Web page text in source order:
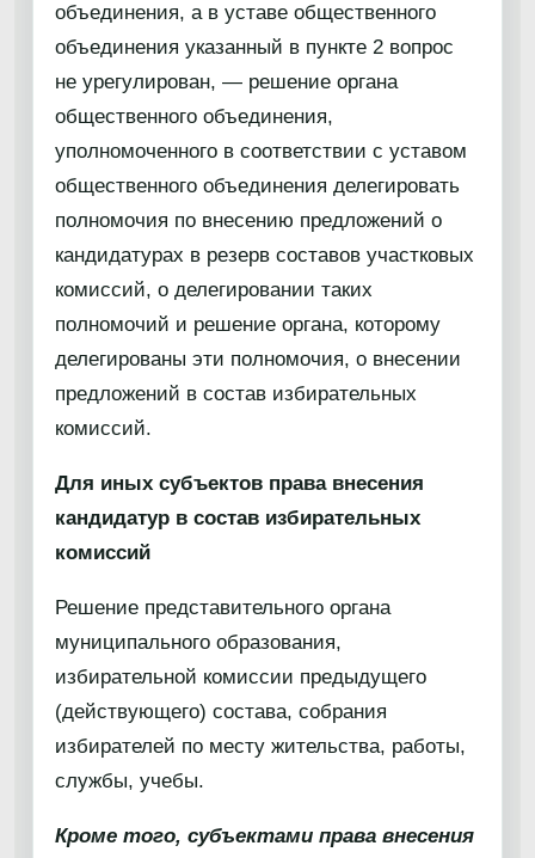
объединения, а в уставе общественного
объединения указанный в пункте 2 вопрос
не урегулирован, — решение органа
общественного объединения,
уполномоченного в соответствии с уставом
общественного объединения делегировать
полномочия по внесению предложений о
кандидатурах в резерв составов участковых
комиссий, о делегировании таких
полномочий и решение органа, которому
делегированы эти полномочия, о внесении
предложений в состав избирательных
комиссий.
Для иных субъектов права внесения
кандидатур в состав избирательных
комиссий
Решение представительного органа
муниципального образования,
избирательной комиссии предыдущего
(действующего) состава, собрания
избирателей по месту жительства, работы,
службы, учебы.
Кроме того, субъектами права внесения